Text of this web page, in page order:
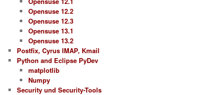
Opensuse 12.2
Opensuse 12.3
Opensuse 13.1
Opensuse 13.2
Postfix, Cyrus IMAP, Kmail
Python and Eclipse PyDev
matplotlib
Numpy
Security und Security-Tools